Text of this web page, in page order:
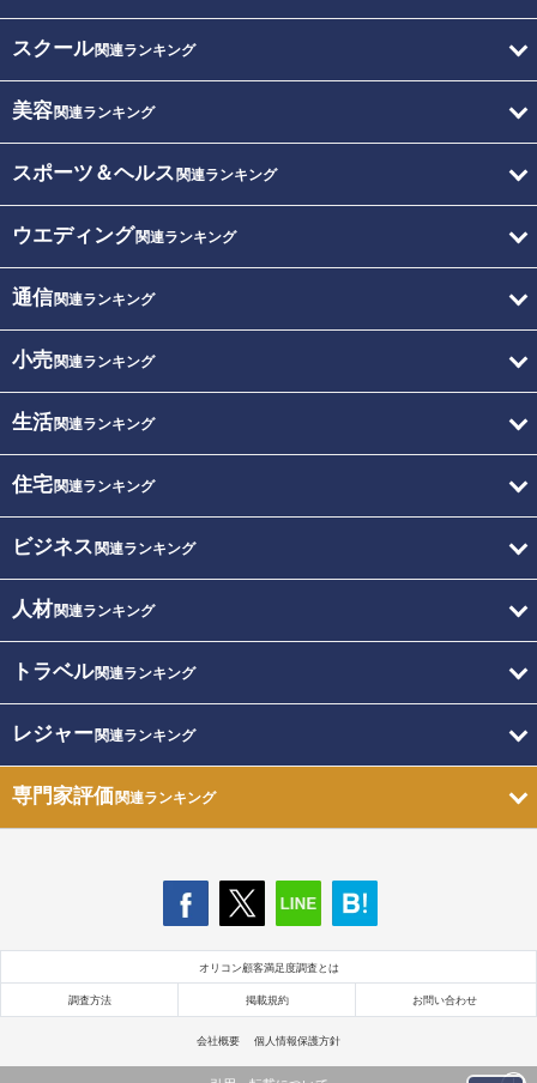
スクール関連ランキング
美容関連ランキング
スポーツ＆ヘルス 関連ランキング
ウエディング関連ランキング
通信関連ランキング
小売関連ランキング
生活関連ランキング
住宅関連ランキング
ビジネス 関連ランキング
人材関連ランキング
トラベル関連ランキング
レジャー関連ランキング
専門家評価関連ランキング
オリコン顧客満足度調査とは
調査方法 掲載規約 お問い合わせ
会社概要 個人情報保護方針